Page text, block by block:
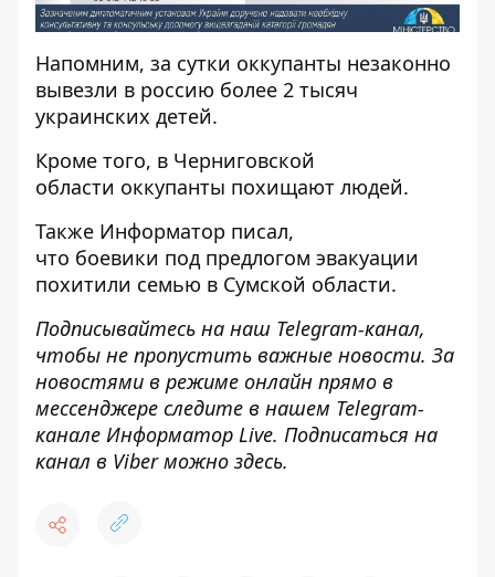
Напомним, за сутки оккупанты незаконно
вывезли в россию более 2 тысяч
украинских детей.
Кроме того, в Черниговской
области оккупанты похищают людей.
Также Информатор писал,
что боевики под предлогом эвакуации
похитили семью в Сумской области.
Подписывайтесь на наш Telegram-канал,
чтобы не пропустить важные новости. За
новостями в режиме онлайн прямо в
мессенджере следите в нашем Telegram-
канале Информатор Live. Подписаться на
канал в Viber можно здесь.